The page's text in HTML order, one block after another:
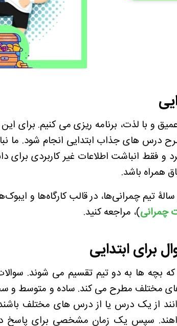
و با لذت، برنامه ریزی می کنیم. برای
طرح درس های جذاب ابتدایی انجام شود. ما
فقط انباشت اطلاعات غیر کاربردی برای
همراه باشد.
تیم چمرانی‌ها، در قالب کارگاه‌ها و
چمرانی)، مراجعه کنید.
ابتدایی
بچه ها به دو تیم تقسیم می شوند.
مختلف مطرح می کند. ساده و متوسط و
از یک درس یا از درس های مختلف
سپس یک زمان مشخصی برای پاسخ